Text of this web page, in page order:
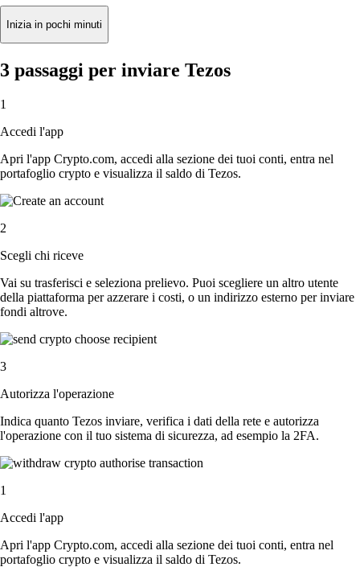
Inizia in pochi minuti
3 passaggi per inviare Tezos
1
Accedi l'app
Apri l'app Crypto.com, accedi alla sezione dei tuoi conti, entra nel
portafoglio crypto e visualizza il saldo di Tezos.
2
Scegli chi riceve
Vai su trasferisci e seleziona prelievo. Puoi scegliere un altro utente
della piattaforma per azzerare i costi, o un indirizzo esterno per inviare
fondi altrove.
3
Autorizza l'operazione
Indica quanto Tezos inviare, verifica i dati della rete e autorizza
l'operazione con il tuo sistema di sicurezza, ad esempio la 2FA.
1
Accedi l'app
Apri l'app Crypto.com, accedi alla sezione dei tuoi conti, entra nel
portafoglio crypto e visualizza il saldo di Tezos.